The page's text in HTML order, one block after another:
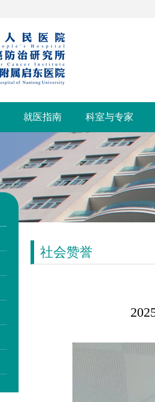
就医指南 科室与专家
社会赞誉